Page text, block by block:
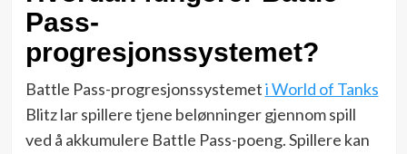
Pass-
progresjonssystemet?
Battle Pass-progresjonssystemeti World of Tanks
Blitz lar spillere tjene belønninger gjennom spill
ved å akkumulere Battle Pass-poeng. Spillere kan